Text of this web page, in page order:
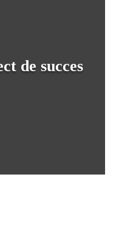
de succes